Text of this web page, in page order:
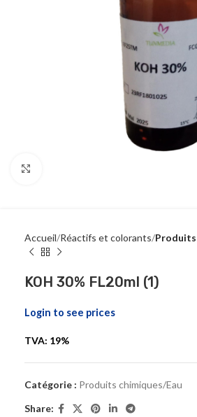
Accueil Réactifs et colorants Produits
KOH 30% FL20ml (1)
Login to see prices
TVA: 19%
Catégorie : Produits chimiques/Eau
Share: